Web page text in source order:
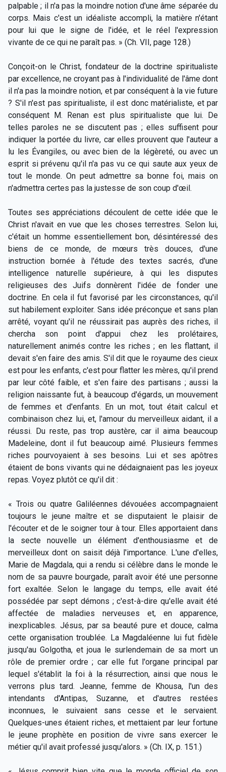
palpable ; il n'a pas la moindre notion d'une âme séparée du
corps. Mais c'est un idéaliste accompli, la matière n'étant
pour lui que le signe de l'idée, et le réel l'expression
vivante de ce qui ne paraît pas. » (Ch. VII, page 128.)
Conçoit-on le Christ, fondateur de la doctrine spiritualiste
par excellence, ne croyant pas à l'individualité de l'âme dont
il n'a pas la moindre notion, et par conséquent à la vie future
? S'il n'est pas spiritualiste, il est donc matérialiste, et par
conséquent M. Renan est plus spiritualiste que lui. De
telles paroles ne se discutent pas ; elles suffisent pour
indiquer la portée du livre, car elles prouvent que l'auteur a
lu les Évangiles, ou avec bien de la légèreté, ou avec un
esprit si prévenu qu'il n'a pas vu ce qui saute aux yeux de
tout le monde. On peut admettre sa bonne foi, mais on
n'admettra certes pas la justesse de son coup d'œil.
Toutes ses appréciations découlent de cette idée que le
Christ n'avait en vue que les choses terrestres. Selon lui,
c'était un homme essentiellement bon, désintéressé des
biens de ce monde, de mœurs très douces, d'une
instruction bornée à l'étude des textes sacrés, d'une
intelligence naturelle supérieure, à qui les disputes
religieuses des Juifs donnèrent l'idée de fonder une
doctrine. En cela il fut favorisé par les circonstances, qu'il
sut habilement exploiter. Sans idée préconçue et sans plan
arrêté, voyant qu'il ne réussirait pas auprès des riches, il
chercha son point d'appui chez les prolétaires,
naturellement animés contre les riches ; en les flattant, il
devait s'en faire des amis. S'il dit que le royaume des cieux
est pour les enfants, c'est pour flatter les mères, qu'il prend
par leur côté faible, et s'en faire des partisans ; aussi la
religion naissante fut, à beaucoup d'égards, un mouvement
de femmes et d'enfants. En un mot, tout était calcul et
combinaison chez lui, et, l'amour du merveilleux aidant, il a
réussi. Du reste, pas trop austère, car il aima beaucoup
Madeleine, dont il fut beaucoup aimé. Plusieurs femmes
riches pourvoyaient à ses besoins. Lui et ses apôtres
étaient de bons vivants qui ne dédaignaient pas les joyeux
repas. Voyez plutôt ce qu'il dit :
« Trois ou quatre Galiléennes dévouées accompagnaient
toujours le jeune maître et se disputaient le plaisir de
l'écouter et de le soigner tour à tour. Elles apportaient dans
la secte nouvelle un élément d'enthousiasme et de
merveilleux dont on saisit déjà l'importance. L'une d'elles,
Marie de Magdala, qui a rendu si célèbre dans le monde le
nom de sa pauvre bourgade, paraît avoir été une personne
fort exaltée. Selon le langage du temps, elle avait été
possédée par sept démons ; c'est-à-dire qu'elle avait été
affectée de maladies nerveuses et, en apparence,
inexplicables. Jésus, par sa beauté pure et douce, calma
cette organisation troublée. La Magdaléenne lui fut fidèle
jusqu'au Golgotha, et joua le surlendemain de sa mort un
rôle de premier ordre ; car elle fut l'organe principal par
lequel s'établit la foi à la résurrection, ainsi que nous le
verrons plus tard. Jeanne, femme de Khousa, l'un des
intendants d'Antipas, Suzanne, et d'autres restées
inconnues, le suivaient sans cesse et le servaient.
Quelques-unes étaient riches, et mettaient par leur fortune
le jeune prophète en position de vivre sans exercer le
métier qu'il avait professé jusqu'alors. » (Ch. IX, p. 151.)